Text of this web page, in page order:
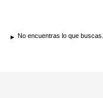
No encuentras lo que